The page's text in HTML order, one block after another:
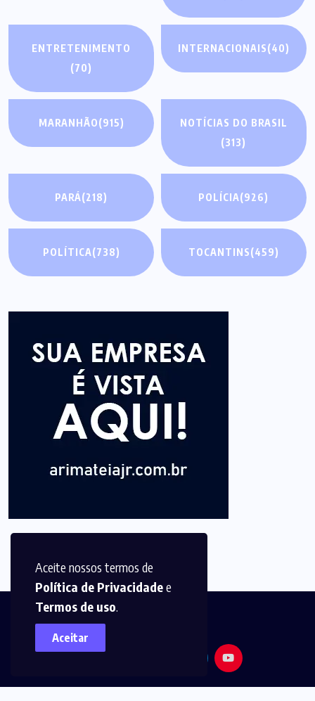
Aceite nossos termos de
Política de Privacidadee
Termos de uso.
Aceitar
ENTRETENIMENTO
(70)
INTERNACIONAIS(40)
MARANHÃO(915)
NOTÍCIAS DO BRASIL
(313)
PARÁ(218) POLÍCIA(926)
POLÍTICA(738) TOCANTINS(459)